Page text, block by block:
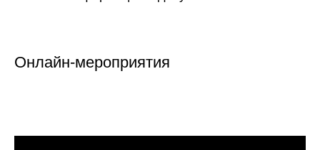
Онлайн-мероприятия